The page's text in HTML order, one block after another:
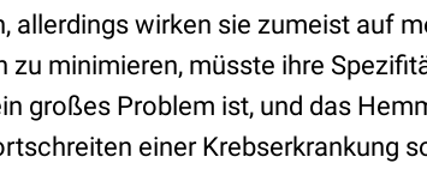
allerdings wirken sie zumeist auf
zu minimieren, müsste ihre
großes Problem ist, und das
einer Krebserkrankung